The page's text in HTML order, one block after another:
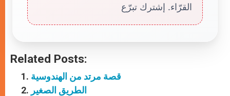
القرّاء. إشترك تبرّع
Related Posts:
قصة مرتد من الهندوسية
الطريق الصغير